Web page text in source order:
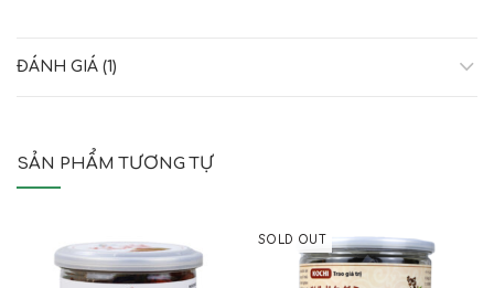
ĐÁNH GIÁ (1)
SẢN PHẨM TƯƠNG TỰ
SOLD OUT